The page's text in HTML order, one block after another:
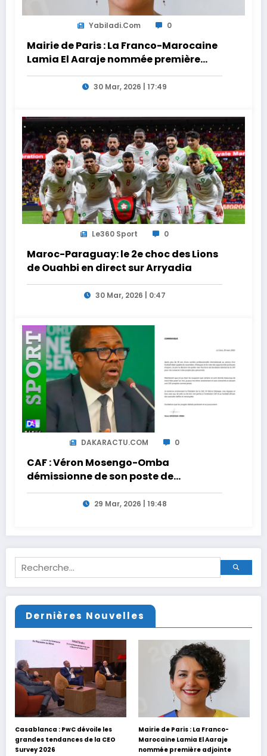
Yabiladi.com 0
Mairie de Paris : La Franco-Marocaine
Lamia El Aaraje nommée première
adjointe
30 Mar, 2026 | 17:49
Le360 Sport 0
Maroc-Paraguay: le 2e choc des Lions
de Ouahbi en direct sur Arryadia
30 Mar, 2026 | 0:47
DAKARACTU.COM 0
CAF : Véron Mosengo-Omba
démissionne de son poste de
Secrétaire Général
29 Mar, 2026 | 19:48
Dernières Nouvelles
Casablanca : PwC dévoile les
grandes tendances de la CEO
Survey 2026
Mairie de Paris : La Franco-
Marocaine Lamia El Aaraje
nommée première adjointe